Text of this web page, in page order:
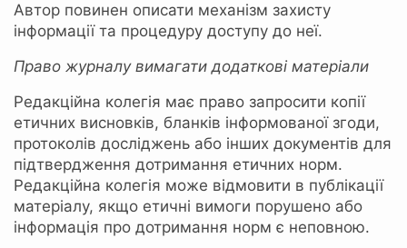
Автор повинен описати механізм захисту
інформації та процедуру доступу до неї.
Право журналу вимагати додаткові матеріали
Редакційна колегія має право запросити копії
етичних висновків, бланків інформованої згоди,
протоколів досліджень або інших документів для
підтвердження дотримання етичних норм.
Редакційна колегія може відмовити в публікації
матеріалу, якщо етичні вимоги порушено або
інформація про дотримання норм є неповною.